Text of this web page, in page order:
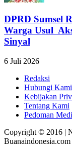
DPRD Sumsel
Warga Usul
Sinyal
6 Juli 2026
Redaksi
Hubungi Kami
Kebijakan
Tentang Kami
Pedoman
Copyright © 2016 |
Buanaindonesia.com